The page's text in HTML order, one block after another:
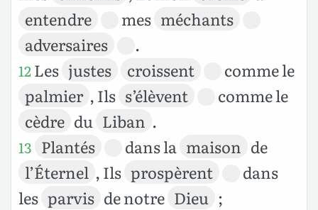
entendre
mes méchants
adversaires
.
12Les justes croissent
comme le
palmier , Ils s’élèvent
comme le
cèdre du Liban .
13 Plantés dans la maison de
l’Éternel , Ils prospèrent
dans
les parvis de notre Dieu ;